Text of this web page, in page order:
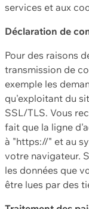
services et aux
Déclaration de
Pour des raisons
transmission de
exemple les
qu'exploitant du
SSL/TLS. Vous
fait que la ligne
à "https://" et au
votre navigateur.
les données que
être lues par des